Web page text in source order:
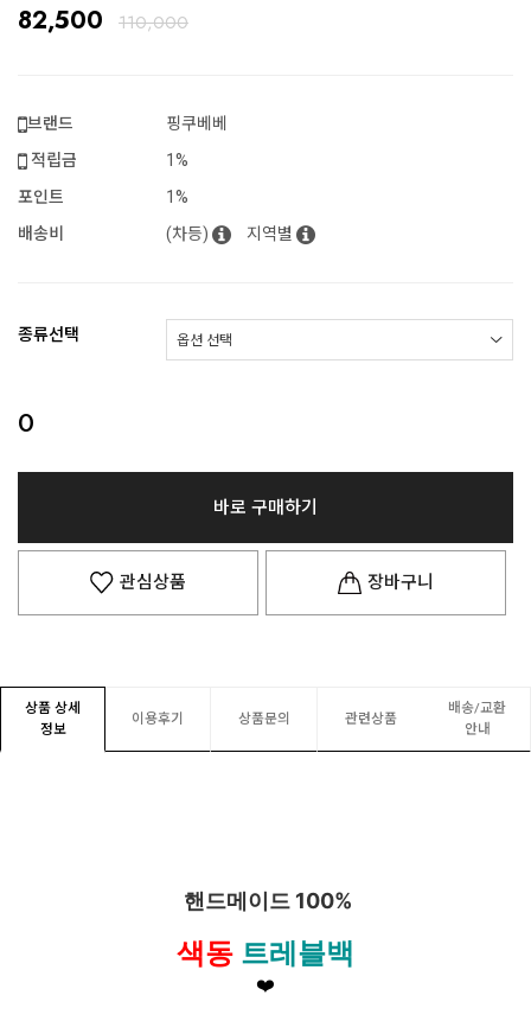
82,500 110,000
브랜드
핑쿠베베
적립금
1%
포인트
1%
배송비
(차등) 지역별
종류선택
0
바로 구매하기
관심상품 장바구니
상품 상세
정보
이용후기 상품문의 관련상품
배송/교환
안내
핸드메이드 100%
색동 트레블백
❤️